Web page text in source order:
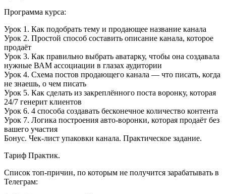
Программа курса:
Урок 1. Как подобрать тему и продающее название канала
Урок 2. Простой способ составить описание канала, которое
продаёт
Урок 3. Как правильно выбрать аватарку, чтобы она создавала
нужные ВАМ ассоциации в глазах аудитории
Урок 4. Схема постов продающего канала — что писать, когда
не знаешь, о чем писать
Урок 5. Как сделать из закреплённого поста воронку, которая
24/7 генерит клиентов
Урок 6. 4 способа создавать бесконечное количество контента
Урок 7. Логика построения авто-воронки, которая продаёт без
вашего участия
Бонус. Чек-лист упаковки канала. Практическое задание.
Тариф Практик.
Список топ-причин, по которым не получится зарабатывать в
Телеграм: